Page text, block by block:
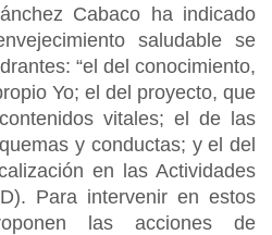
Cabaco ha indicado
saludable se
“el del conocimiento,
Yo; el del proyecto, que
vitales; el de las
y conductas; y el del
en las Actividades
Para intervenir en estos
las acciones de